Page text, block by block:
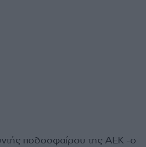
ποδοσφαίρου της ΑΕΚ -ο